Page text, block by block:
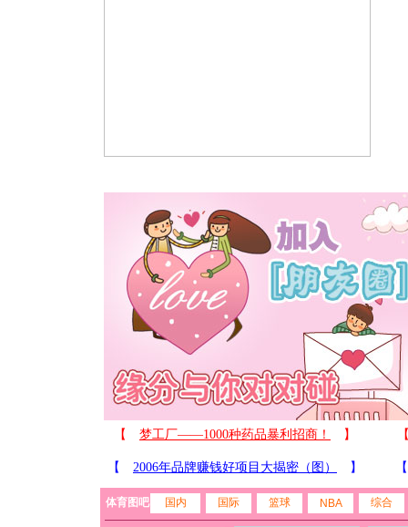
体育图吧 国内 国际 篮球 NBA 综合